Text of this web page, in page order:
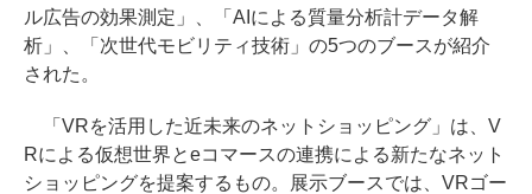
ル広告の効果測定」、「AIによる質量分析計データ解
析」、「次世代モビリティ技術」の5つのブースが紹介
された。
「VRを活用した近未来のネットショッピング」は、V
Rによる仮想世界とeコマースの連携による新たなネット
ショッピングを提案するもの。展示ブースでは、VRゴー